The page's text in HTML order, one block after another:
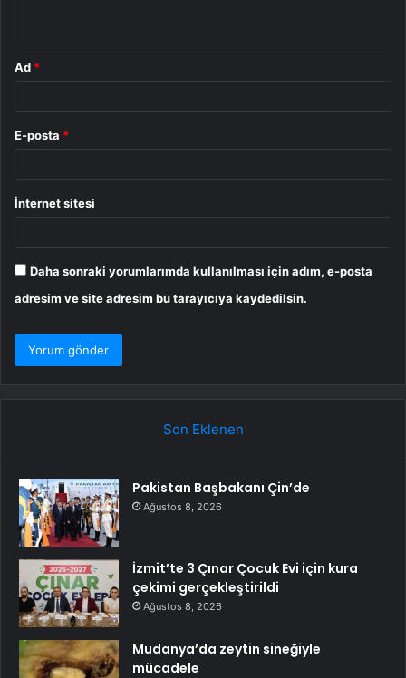
Ad *
E-posta *
İnternet sitesi
Daha sonraki yorumlarımda kullanılması için adım, e-posta
adresim ve site adresim bu tarayıcıya kaydedilsin.
Son Eklenen
Pakistan Başbakanı Çin’de
Ağustos 8, 2026
İzmit’te 3 Çınar Çocuk Evi için kura
çekimi gerçekleştirildi
Ağustos 8, 2026
Mudanya’da zeytin sineğiyle
mücadele